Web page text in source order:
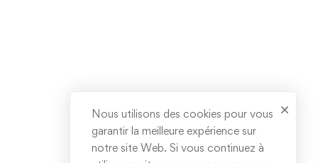
Nous utilisons des cookies pour vous
garantir la meilleure expérience sur
notre site Web. Si vous continuez à